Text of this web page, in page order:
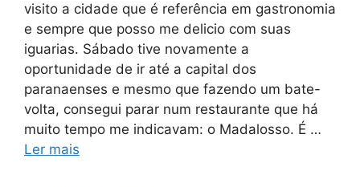
visito a cidade que é referência em gastronomia
e sempre que posso me delicio com suas
iguarias. Sábado tive novamente a
oportunidade de ir até a capital dos
paranaenses e mesmo que fazendo um bate-
volta, consegui parar num restaurante que há
muito tempo me indicavam: o Madalosso. É …
Ler mais